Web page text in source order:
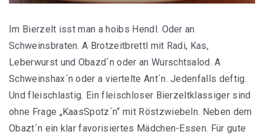
Im Bierzelt isst man a hoibs Hendl. Oder an
Schweinsbraten. A Brotzeitbrettl mit Radi, Kas,
Leberwurst und Obazd´n oder an Wurschtsalod. A
Schweinshax´n oder a viertelte Ant´n. Jedenfalls deftig.
Und fleischlastig. Ein fleischloser Bierzeltklassiger sind
ohne Frage „KaasSpotz´n“ mit Röstzwiebeln. Neben dem
Obazt´n ein klar favorisiertes Mädchen-Essen. Für gute